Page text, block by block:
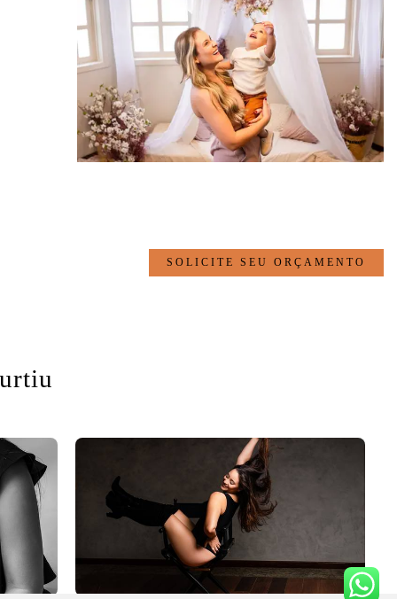
SOLICITE SEU ORÇAMENTO